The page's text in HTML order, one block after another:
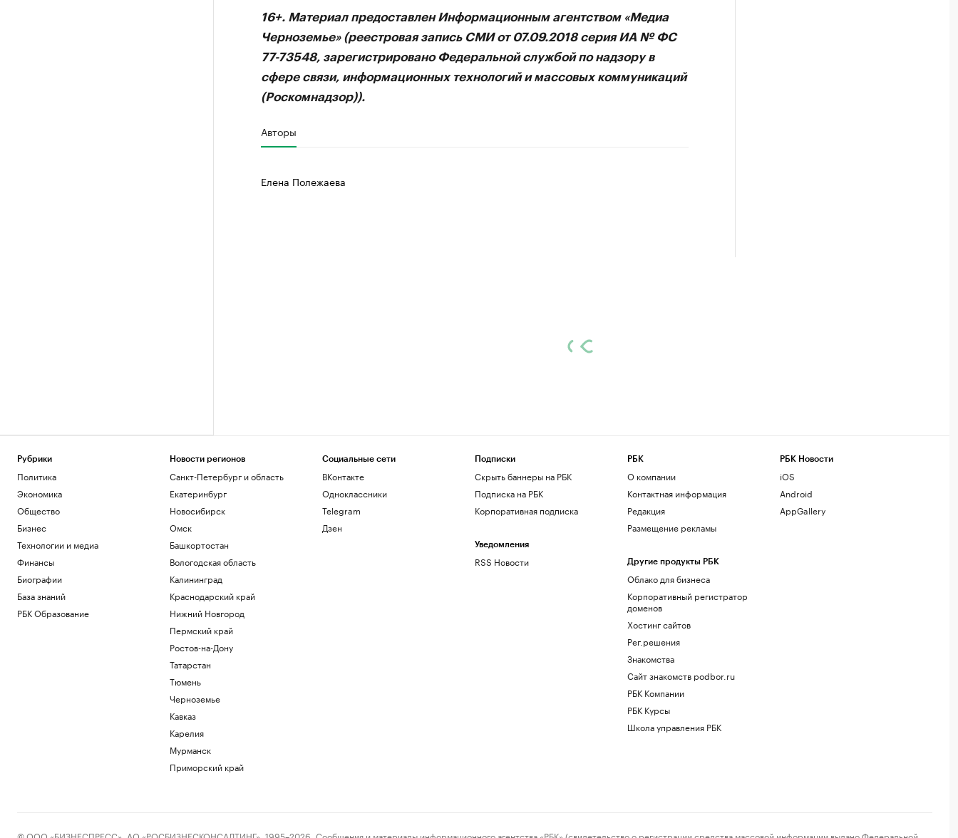
16+. Материал предоставлен Информационным агентством «Медиа
Черноземье» (реестровая запись СМИ от 07.09.2018 серия ИА № ФС
77-73548, зарегистрировано Федеральной службой по надзору в
сфере связи, информационных технологий и массовых коммуникаций
(Роскомнадзор)).
Авторы
Елена Полежаева
Рубрики
Политика
Экономика
Общество
Бизнес
Технологии и медиа
Финансы
Биографии
База знаний
РБК Образование
Новости регионов
Санкт-Петербург и область
Екатеринбург
Новосибирск
Омск
Башкортостан
Вологодская область
Калининград
Краснодарский край
Нижний Новгород
Пермский край
Ростов-на-Дону
Татарстан
Тюмень
Черноземье
Кавказ
Карелия
Мурманск
Приморский край
Социальные сети
ВКонтакте
Одноклассники
Telegram
Дзен
Подписки
Скрыть баннеры на РБК
Подписка на РБК
Корпоративная подписка
Уведомления
RSS Новости
РБК
О компании
Контактная информация
Редакция
Размещение рекламы
Другие продукты РБК
Облако для бизнеса
Корпоративный регистратор
доменов
Хостинг сайтов
Рег.решения
Знакомства
Сайт знакомств podbor.ru
РБК Компании
РБК Курсы
Школа управления РБК
РБК Новости
iOS
Android
AppGallery